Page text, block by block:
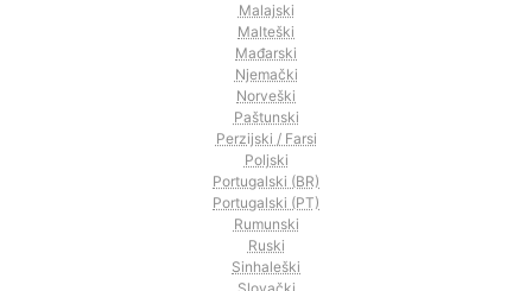
Malajski
Malteški
Mađarski
Njemački
Norveški
Paštunski
Perzijski / Farsi
Poljski
Portugalski (BR)
Portugalski (PT)
Rumunski
Ruski
Sinhaleški